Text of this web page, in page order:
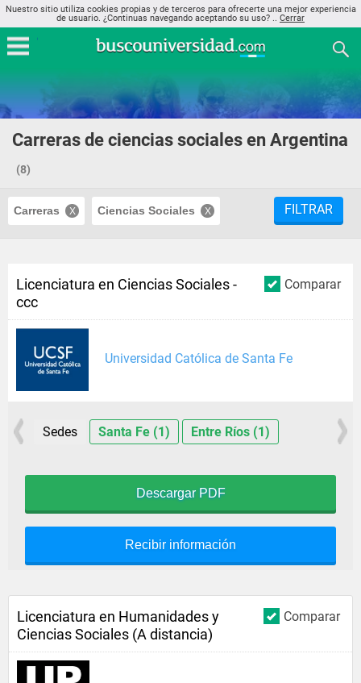
Nuestro sitio utiliza cookies propias y de terceros para ofrecerte una mejor experiencia
de usuario. ¿Continuas navegando aceptando su uso? .. Cerrar
Carreras de ciencias sociales en Argentina
(8)
Carreras Ciencias Sociales FILTRAR
Comparar
Licenciatura en Ciencias Sociales -
ccc
Universidad Católica de Santa Fe
Sedes Santa Fe (1) Entre Ríos (1)
Descargar PDF
Recibir información
Comparar
Licenciatura en Humanidades y
Ciencias Sociales (A distancia)